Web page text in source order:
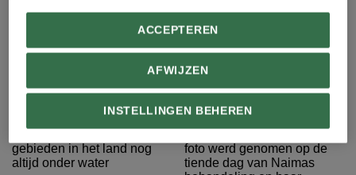
INSTELLINGEN BEHEREN
AFWIJZEN
ACCEPTEREN